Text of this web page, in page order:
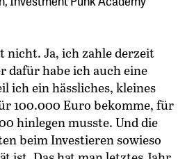
nicht. Ja, ich zahle derzeit
dafür habe ich auch eine
ich ein hässliches, kleines
100.000 Euro bekomme, für
hinlegen musste. Und die
beim Investieren sowieso